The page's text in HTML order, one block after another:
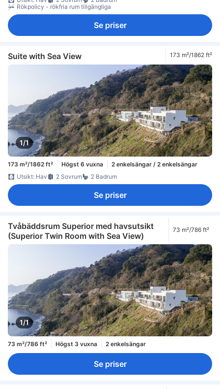
Rökpolicy - rökfria rum tillgängliga
Se priser
Suite with Sea View 173 m²/1862 ft²
1/1
173 m²/1862 ft² Högst 6 vuxna
2 enkelsängar / 2 enkelsängar
Utsikt: Hav
2 Sovrum 2 Badrum
Se priser
Tvåbäddsrum Superior med havsutsikt
(Superior Twin Room with Sea View)
73 m²/786 ft²
1/1
73 m²/786 ft² Högst 3 vuxna 2 enkelsängar
Se priser